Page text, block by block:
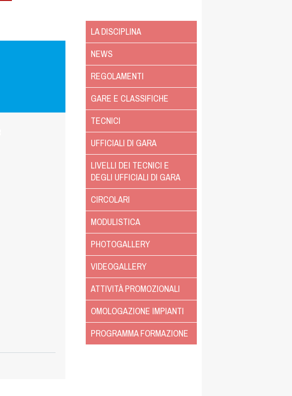
LA DISCIPLINA
NEWS
REGOLAMENTI
GARE E CLASSIFICHE
TECNICI
UFFICIALI DI GARA
LIVELLI DEI TECNICI E
DEGLI UFFICIALI DI GARA
CIRCOLARI
MODULISTICA
PHOTOGALLERY
VIDEOGALLERY
ATTIVITÀ PROMOZIONALI
OMOLOGAZIONE IMPIANTI
PROGRAMMA FORMAZIONE